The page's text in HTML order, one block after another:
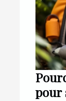
pour